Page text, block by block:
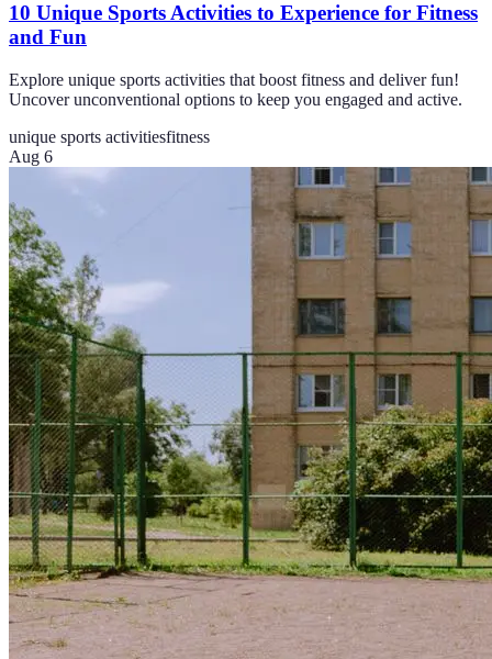
10 Unique Sports Activities to Experience for Fitness
and Fun
Explore unique sports activities that boost fitness and deliver fun!
Uncover unconventional options to keep you engaged and active.
unique sports activitiesfitness
Aug 6